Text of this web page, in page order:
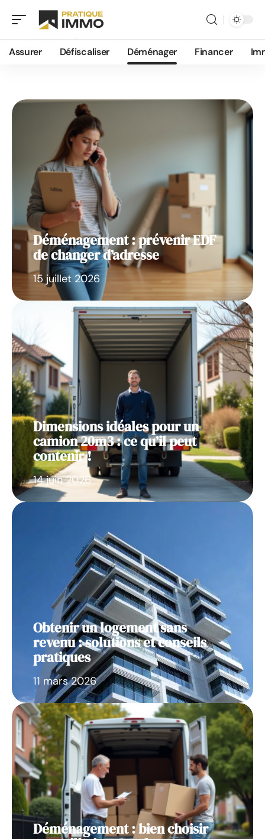
Assurer Défiscaliser Déménager Financer
Déménager
Déménagement : prévenir EDF
de changer d’adresse
15 juillet 2026
Dimensions idéales pour un
camion 20m3 : ce qu’il peut
contenir !
14 juin 2026
Obtenir un logement sans
revenu : solutions et conseils
pratiques
11 mars 2026
Déménagement : bien choisir